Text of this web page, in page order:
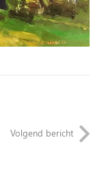
Volgend bericht